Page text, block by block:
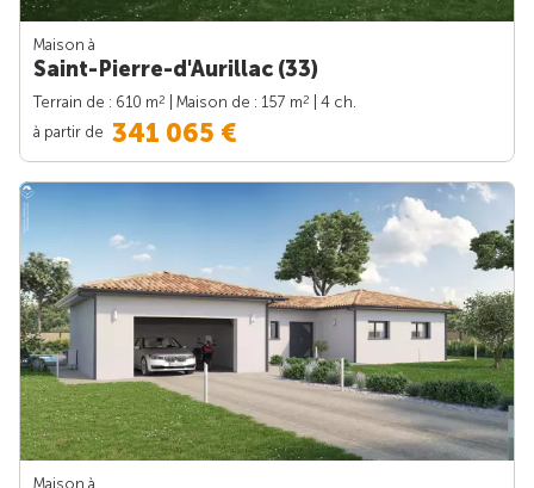
Maison à
Saint-Pierre-d'Aurillac (33)
Terrain de : 610 m2 | Maison de : 157 m2
| 4 ch.
à partir de 341 065 €
Maison à